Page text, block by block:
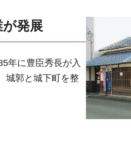
発展
年に豊臣秀長が入
城郭と城下町を整